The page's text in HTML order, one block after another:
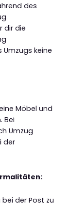
des
dir die
keine
Möbel und
Bei
Umzug
der
der Post zu